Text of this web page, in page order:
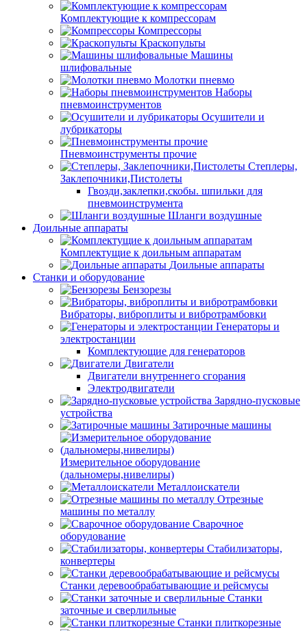
Комплектующие к компрессорам
Компрессоры
Краскопульты
Машины
шлифовальные
Молотки пневмо
Наборы
пневмоинструментов
Осушители и
лубрикаторы
Пневмоинструменты прочие
Степлеры,
Заклепочники,Пистолеты
Гвозди,заклепки,скобы. шпильки для
пневмоинструмента
Шланги воздушные
Доильные аппараты
Комплектущие к доильным аппаратам
Доильные аппараты
Станки и оборудование
Бензорезы
Вибраторы, виброплиты и вибротрамбовки
Генераторы и
электростанции
Комплектующие для генераторов
Двигатели
Двигатели внутреннего сгорания
Электродвигатели
Зарядно-пусковые
устройства
Затирочные машины
Измерительное оборудование
(дальномеры,нивелиры)
Металлоискатели
Отрезные
машины по металлу
Сварочное
оборудование
Стабилизаторы,
конвертеры
Станки деревообрабатывающие и рейсмусы
Станки
заточные и сверлильные
Станки плиткорезные